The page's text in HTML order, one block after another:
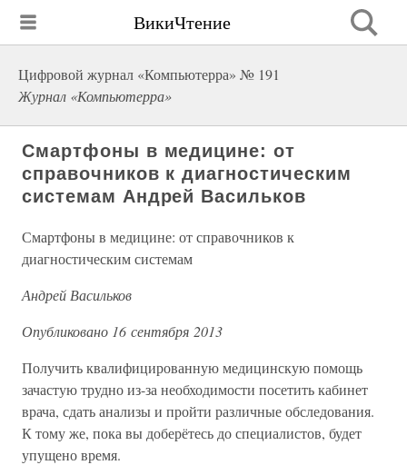
ВикиЧтение
Цифровой журнал «Компьютерра» № 191
Журнал «Компьютерра»
Смартфоны в медицине: от
справочников к диагностическим
системам Андрей Васильков
Смартфоны в медицине: от справочников к
диагностическим системам
Андрей Васильков
Опубликовано 16 сентября 2013
Получить квалифицированную медицинскую помощь
зачастую трудно из-за необходимости посетить кабинет
врача, сдать анализы и пройти различные обследования.
К тому же, пока вы доберётесь до специалистов, будет
упущено время.